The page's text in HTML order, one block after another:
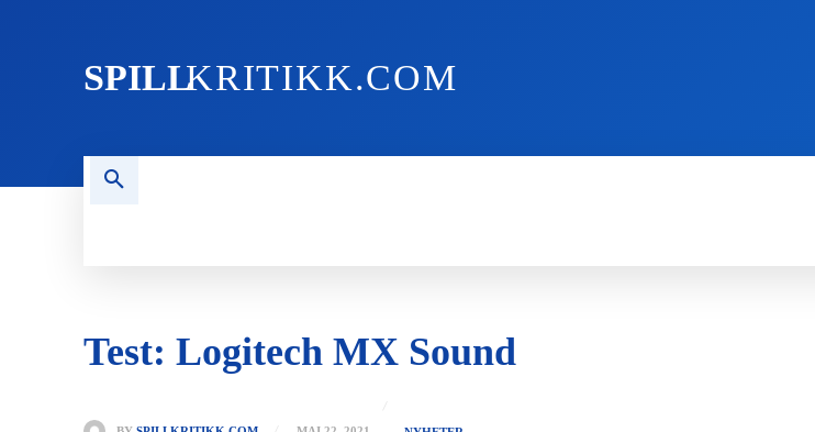
SPILLKRITIKK.COM
Test: Logitech MX Sound